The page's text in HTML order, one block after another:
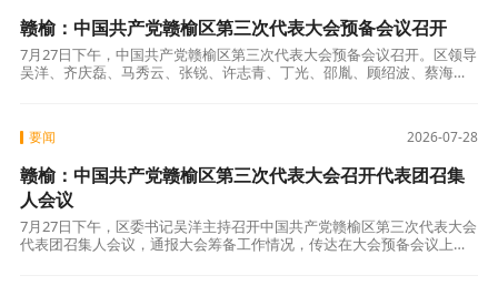
赣榆：中国共产党赣榆区第三次代表大会预备会议召开
7月27日下午，中国共产党赣榆区第三次代表大会预备会议召开。区领导
吴洋、齐庆磊、马秀云、张锐、许志青、丁光、邵胤、顾绍波、蔡海
2026-07-28
要闻
赣榆：中国共产党赣榆区第三次代表大会召开代表团召集
人会议
7月27日下午，区委书记吴洋主持召开中国共产党赣榆区第三次代表大会
代表团召集人会议，通报大会筹备工作情况，传达在大会预备会议上需